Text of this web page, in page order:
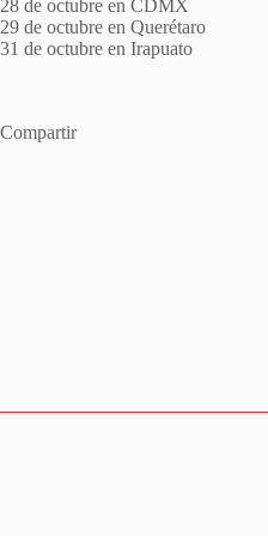
28 de octubre en CDMX
29 de octubre en Querétaro
31 de octubre en Irapuato
Compartir